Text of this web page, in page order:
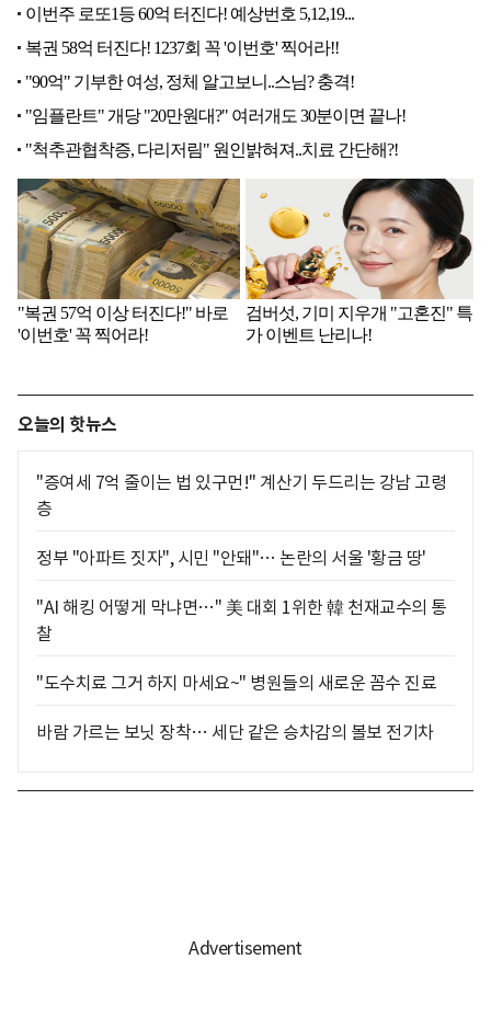
오늘의 핫뉴스
"증여세 7억 줄이는 법 있구먼!" 계산기 두드리는 강남 고령
층
정부 "아파트 짓자", 시민 "안돼"… 논란의 서울 '황금 땅'
"AI 해킹 어떻게 막냐면…" 美 대회 1위한 韓 천재교수의 통
찰
"도수치료 그거 하지 마세요~" 병원들의 새로운 꼼수 진료
바람 가르는 보닛 장착… 세단 같은 승차감의 볼보 전기차